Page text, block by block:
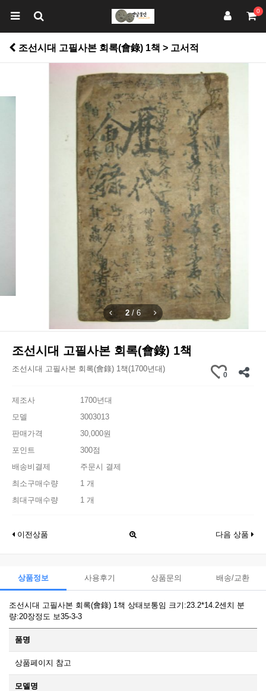
0
조선시대 고필사본 회록(會錄) 1책 > 고서적
2 / 6
조선시대 고필사본 회록(會錄) 1책
조선시대 고필사본 회록(會錄) 1책(1700년대)
0
제조사
1700년대
모델
3003013
판매가격
30,000원
포인트
300점
배송비결제
주문시 결제
최소구매수량
1 개
최대구매수량
1 개
이전상품 다음 상품
상품정보 사용후기 상품문의 배송/교환
조선시대 고필사본 회록(會錄) 1책 상태보통임 크기:23.2*14.2센치 분
량:20장정도 보35-3-3
품명
상품페이지 참고
모델명